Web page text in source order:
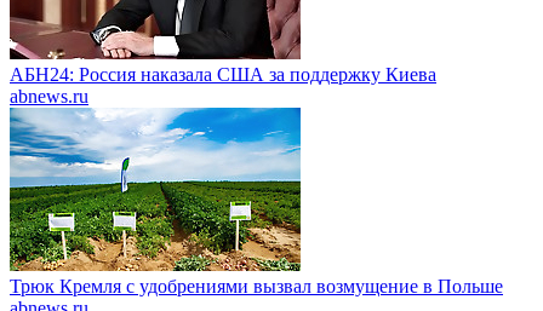
АБН24: Россия наказала США за поддержку Киева
abnews.ru
Трюк Кремля с удобрениями вызвал возмущение в Польше